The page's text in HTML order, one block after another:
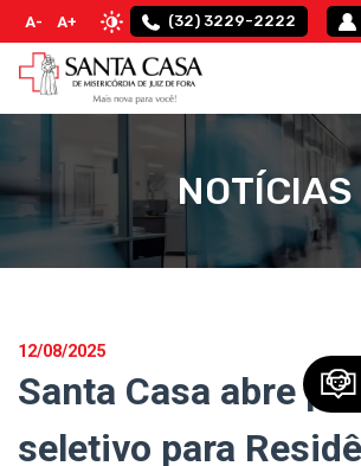
A- A+ (32) 3229-2222
NOTÍCIAS
12/08/2025
Santa Casa abre
seletivo para